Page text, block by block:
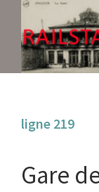
main
content
primary
sidebar
ligne 219
Gare